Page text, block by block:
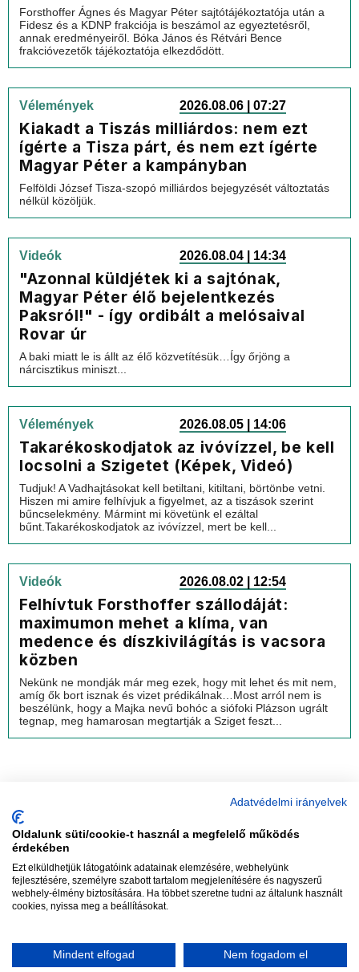
Forsthoffer Ágnes és Magyar Péter sajtótájékoztatója után a
Fidesz és a KDNP frakciója is beszámol az egyeztetésről,
annak eredményeiről. Bóka János és Rétvári Bence
frakcióvezetők tájékoztatója elkezdődött.
Vélemények 2026.08.06 | 07:27
Kiakadt a Tiszás milliárdos: nem ezt
ígérte a Tisza párt, és nem ezt ígérte
Magyar Péter a kampányban
Felföldi József Tisza-szopó milliárdos bejegyzését változtatás
nélkül közöljük.
Videók 2026.08.04 | 14:34
"Azonnal küldjétek ki a sajtónak,
Magyar Péter élő bejelentkezés
Paksról!" - így ordibált a melósaival
Rovar úr
A baki miatt le is állt az élő közvetítésük…Így őrjöng a
nárcisztikus miniszt...
Vélemények 2026.08.05 | 14:06
Takarékoskodjatok az ivóvízzel, be kell
locsolni a Szigetet (Képek, Videó)
Tudjuk! A Vadhajtásokat kell betiltani, kitiltani, börtönbe vetni.
Hiszen mi amire felhívjuk a figyelmet, az a tiszások szerint
bűncselekmény. Mármint mi követünk el ezáltal
bűnt.Takarékoskodjatok az ivóvízzel, mert be kell...
Videók 2026.08.02 | 12:54
Felhívtuk Forsthoffer szállodáját:
maximumon mehet a klíma, van
medence és díszkivilágítás is vacsora
közben
Nekünk ne mondják már meg ezek, hogy mit lehet és mit nem,
amíg ők bort isznak és vizet prédikálnak…Most arról nem is
beszélünk, hogy a Majka nevű bohóc a siófoki Plázson ugrált
tegnap, meg hamarosan megtartják a Sziget feszt...
Szerkesztőség:szerk@vadhajtasok.hu
Modi:moderator@vadhajtasok.hu
AdatvédelemImpresszumSzerzői jogok
Adatvédelmi irányelvek
Oldalunk süti/cookie-t használ a megfelelő működés
érdekében
Ezt elküldhetjük látogatóink adatainak elemzésére, webhelyünk
fejlesztésére, személyre szabott tartalom megjelenítésére és nagyszerű
webhely-élmény biztosítására. Ha többet szeretne tudni az általunk használt
cookies, nyissa meg a beállításokat.
Mindent elfogad Nem fogadom el